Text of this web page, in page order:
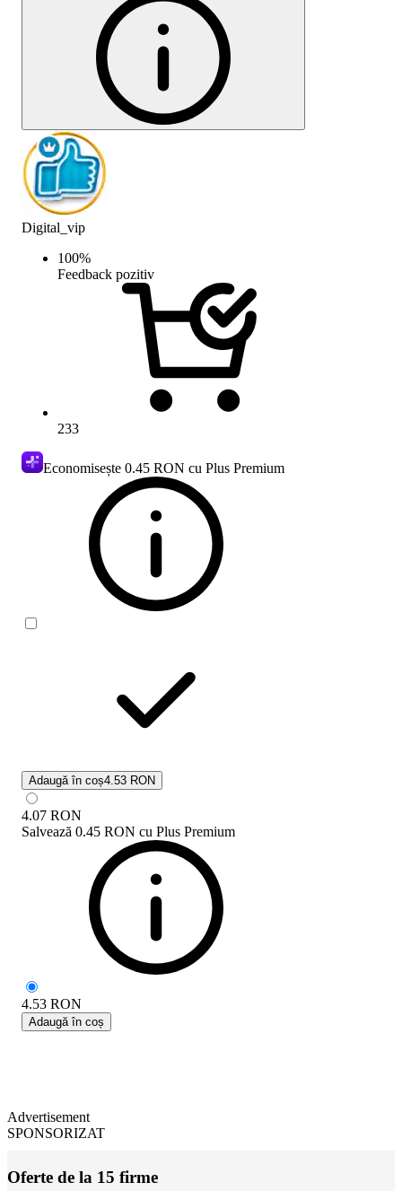
Digital_vip
100%
Feedback pozitiv
233
Economisește 0.45 RON cu Plus Premium
Adaugă în coș4.53 RON
4.07 RON
Salvează 0.45 RON cu Plus Premium
4.53 RON
Adaugă în coș
Advertisement
SPONSORIZAT
Oferte de la 15 firme